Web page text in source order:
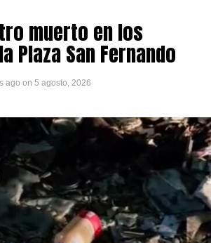
muerto en los
Plaza San Fernando
ago on 5 agosto, 2026